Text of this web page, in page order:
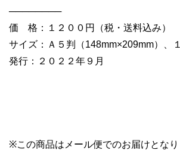
────────
価 格：１２００円（税・送料込み）
サイズ：Ａ５判（148mm×209mm）、
発行：２０２２年９月
※この商品はメール便でのお届けとなり